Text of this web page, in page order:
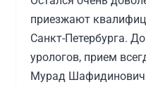
приезжают
Санкт-Петербурга.
урологов, прием
Мурад Шафидинович